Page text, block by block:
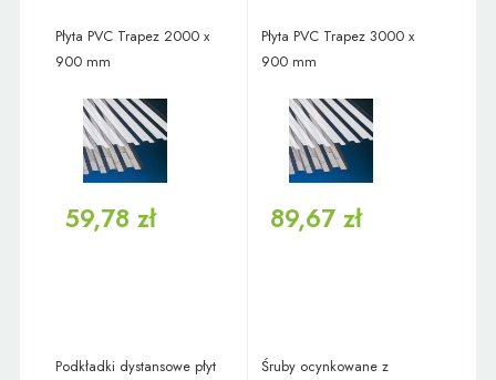
Płyta PVC Trapez 2000 x
900 mm
59,78 zł
Płyta PVC Trapez 3000 x
900 mm
89,67 zł
Podkładki dystansowe płyt
Śruby ocynkowane z